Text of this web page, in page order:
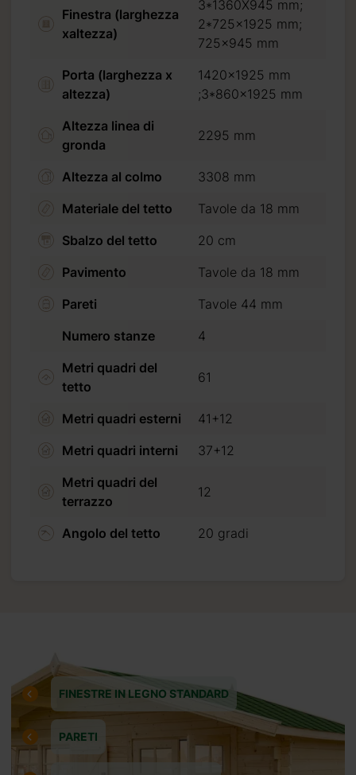
Finestra (larghezza
xaltezza)
3*1360X945 mm;
2*725x1925 mm;
725x945 mm
Porta (larghezza x
altezza)
1420x1925 mm
;3*860x1925 mm
Altezza linea di
gronda
2295 mm
Altezza al colmo
3308 mm
Materiale del tetto
Tavole da 18 mm
Sbalzo del tetto
20 cm
Pavimento
Tavole da 18 mm
Pareti
Tavole 44 mm
Numero stanze
4
Metri quadri del
tetto
61
Metri quadri esterni
41+12
Metri quadri interni
37+12
Metri quadri del
terrazzo
12
Angolo del tetto 20 gradi
FINESTRE IN LEGNO STANDARD
PARETI
del 20%
consegna